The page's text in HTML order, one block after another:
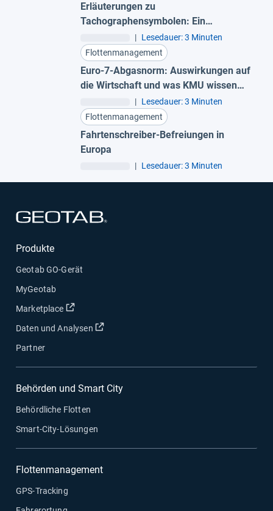
Erläuterungen zu
Tachographensymbolen: Ein
umfassender Leitfaden zu
Tachographensymbolen
| Lesedauer: 3 Minuten
Flottenmanagement
Euro-7-Abgasnorm: Auswirkungen auf
die Wirtschaft und was KMU wissen
| Lesedauer: 3 Minuten
Flottenmanagement
Fahrtenschreiber-Befreiungen in
Europa
| Lesedauer: 3 Minuten
Produkte
Geotab GO-Gerät
MyGeotab
Marketplace
In neuem Fenster öffnen
Daten und Analysen In neuem Fenster öffnen
Partner
Behörden und Smart City
Behördliche Flotten
Smart-City-Lösungen
Flottenmanagement
GPS-Tracking